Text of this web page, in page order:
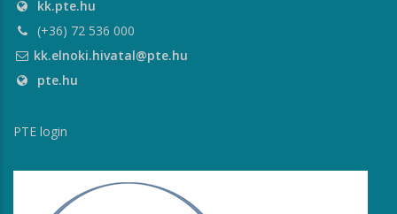
kk.pte.hu
(+36) 72 536 000
kk.elnoki.hivatal@pte.hu
pte.hu
PTE login